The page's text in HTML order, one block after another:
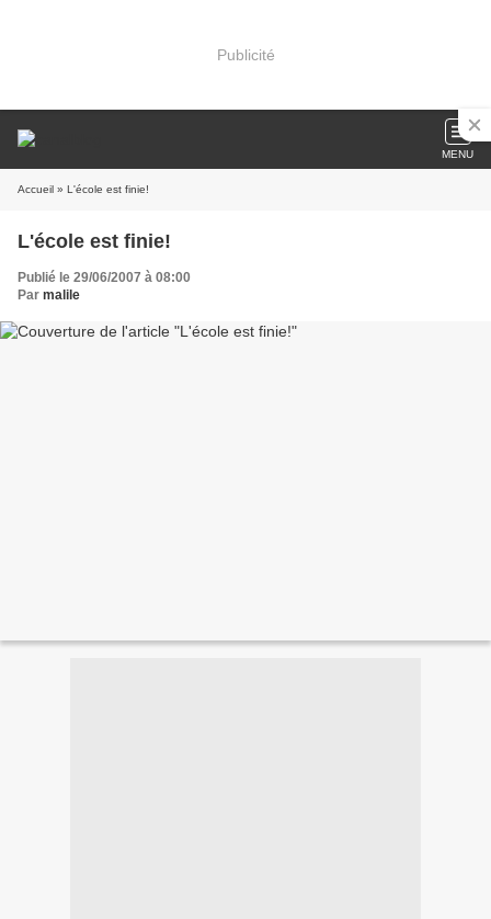
Publicité
MENU
Accueil » L'école est finie!
L'école est finie!
Publié le 29/06/2007 à 08:00
Par malile